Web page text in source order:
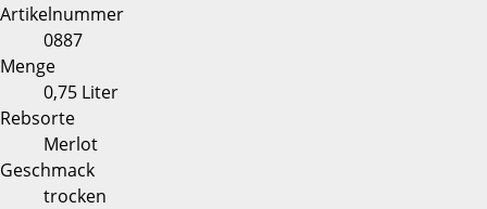
Artikelnummer
0887
Menge
0,75 Liter
Rebsorte
Merlot
Geschmack
trocken